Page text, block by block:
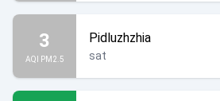
3
AQI PM2.5
Pidluzhzhia
sat